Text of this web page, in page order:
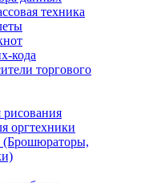
техника
кода
торгового
оргтехники
(Брошюраторы,